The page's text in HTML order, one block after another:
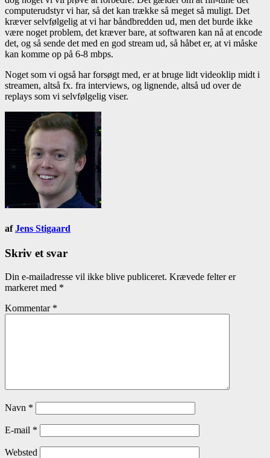
computerudstyr vi har, så det kan trække så meget så muligt. Det
kræver selvfølgelig at vi har båndbredden ud, men det burde ikke
være noget problem, det kræver bare, at softwaren kan nå at encode
det, og så sende det med en god stream ud, så håbet er, at vi måske
kan komme op på 6-8 mbps.
Noget som vi også har forsøgt med, er at bruge lidt videoklip midt i
streamen, altså fx. fra interviews, og lignende, altså ud over de
replays som vi selvfølgelig viser.
afJens Stigaard
Skriv et svar
Din e-mailadresse vil ikke blive publiceret. Krævede felter er
markeret med *
Kommentar *
Navn *
E-mail *
Websted